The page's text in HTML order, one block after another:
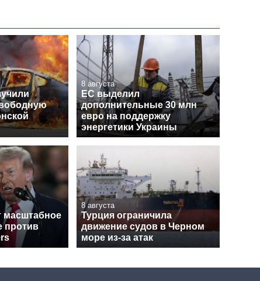
8 августа
ЕС выделил
дополнительные 30 млн
евро на поддержку
энергетики Украины
масштабное
против
8 августа
Турция ограничила
движение судов в Черном
море из-за атак